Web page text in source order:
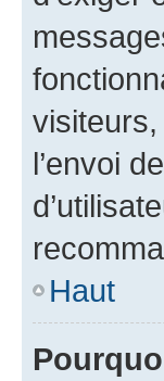
l’envoi
Haut